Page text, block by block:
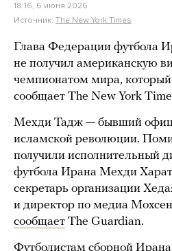
18:16, 6 июня 2026
Источник: The New York Times
Глава Федерации футбола
не получил американскую
чемпионатом мира,
сообщает The New York
Мехди Тадж — бывший
исламской революции.
получили исполнительный
футбола Ирана Мехди
секретарь организации
и директор по медиа
сообщает The Guardian.
Футболистам сборной